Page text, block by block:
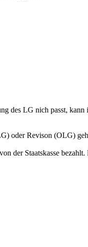
des LG nich passt,
oder Revison (OLG)
der Staatskasse